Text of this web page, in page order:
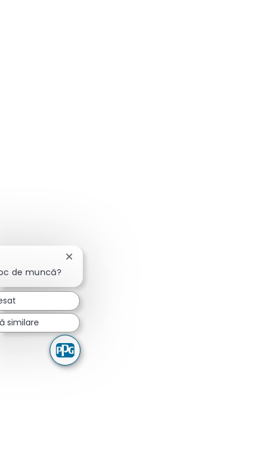
de muncă?
Închideți notificarea chatbot-ului
similare